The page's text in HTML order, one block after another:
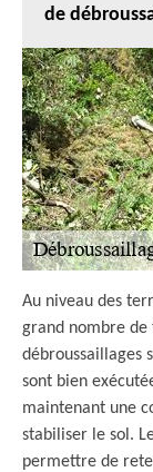
de
Au niveau des
grand nombre de
débroussaillages
sont bien
maintenant une
stabiliser le sol.
permettre de